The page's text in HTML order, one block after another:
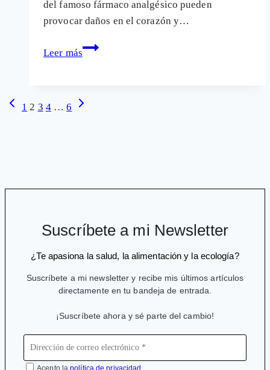
del famoso fármaco analgésico pueden
provocar daños en el corazón y…
Leer más
Dosis
Navegación
Página
1 2 3 4 … 6
Siguiente
Suscríbete a mi Newsletter
¿Te apasiona la salud, la alimentación y la ecología?
Suscríbete a mi newsletter y recibe mis últimos artículos
directamente en tu bandeja de entrada.
¡Suscríbete ahora y sé parte del cambio!
Acepto lapolítica de privacidad